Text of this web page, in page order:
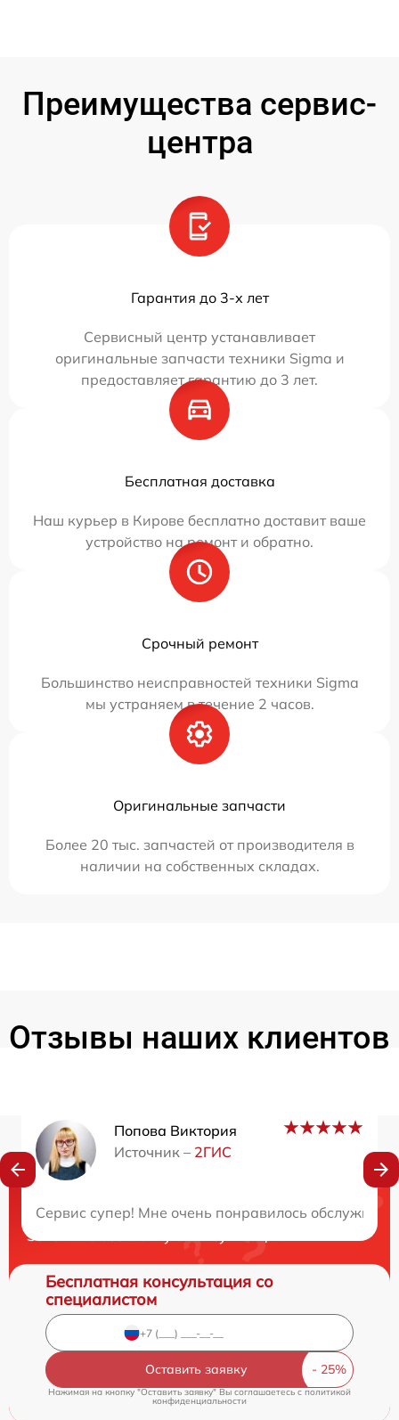
Преимущества сервис-
центра
Гарантия до 3-х лет
Сервисный центр устанавливает
оригинальные запчасти техники Sigma и
предоставляет гарантию до 3 лет.
Бесплатная доставка
Наш курьер в Кирове бесплатно доставит ваше
устройство на ремонт и обратно.
Срочный ремонт
Большинство неисправностей техники Sigma
мы устраняем в течение 2 часов.
Оригинальные запчасти
Более 20 тыс. запчастей от производителя в
наличии на собственных складах.
Отзывы наших клиентов
Попова Виктория
Источник – 2ГИС
Сервис супер! Мне очень понравилось
Нужна консультация?
Закажите бесплатную консультацию
Бесплатная консультация со
специалистом
Оставить заявку
Нажимая на кнопку "Оставить заявку" Вы соглашаетесь c политикой
конфиденциальности